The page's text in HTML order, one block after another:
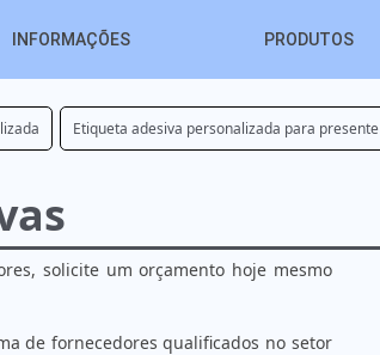
INFORMAÇÕES PRODUTOS
Etiqueta adesiva personalizada para presente
solicite um orçamento hoje mesmo
de fornecedores qualificados no setor